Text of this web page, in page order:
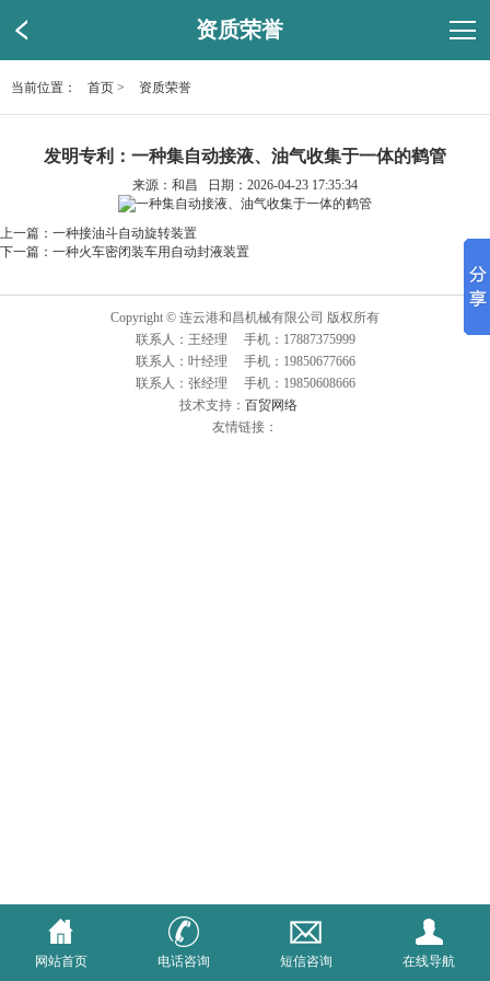
资质荣誉
当前位置： 首页 > 资质荣誉
发明专利：一种集自动接液、油气收集于一体的鹤管
来源：和昌 日期：2026-04-23 17:35:34
上一篇： 一种接油斗自动旋转装置
下一篇： 一种火车密闭装车用自动封液装置
Copyright © 连云港和昌机械有限公司 版权所有
联系人：王经理 手机：17887375999
联系人：叶经理 手机：19850677666
联系人：张经理 手机：19850608666
技术支持： 百贸网络
友情链接：
网站首页 电话咨询 短信咨询 在线导航